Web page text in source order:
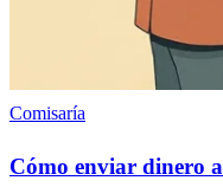
Comisaría
Cómo enviar dinero